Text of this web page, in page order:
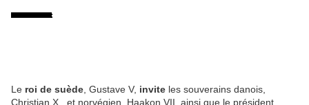
Le roi de suède , Gustave V, invite les souverains danois,
Christian X, et norvégien, Haakon VII, ainsi que le président